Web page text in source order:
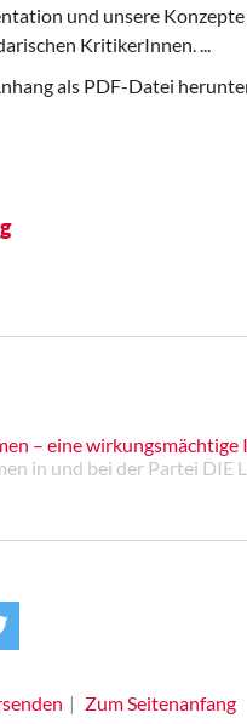
und unsere
KritikerInnen....
als PDF-Datei
– eine wirkungsmächtige
in und bei der Partei DIE
Zum Seitenanfang